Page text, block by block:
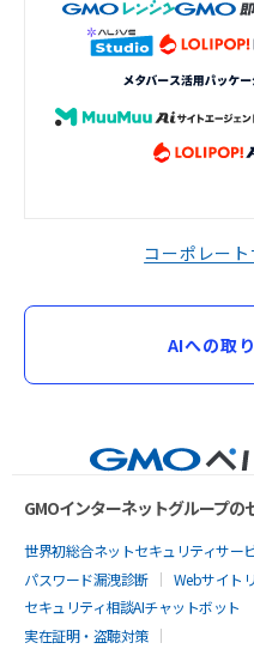
コーポレート
AIへの取
GMOインターネットグループ
世界初総合ネットセキュリティサー
パスワード漏洩診断
Webサイト
セキュリティ相談AIチャットボット
実在証明・盗聴対策